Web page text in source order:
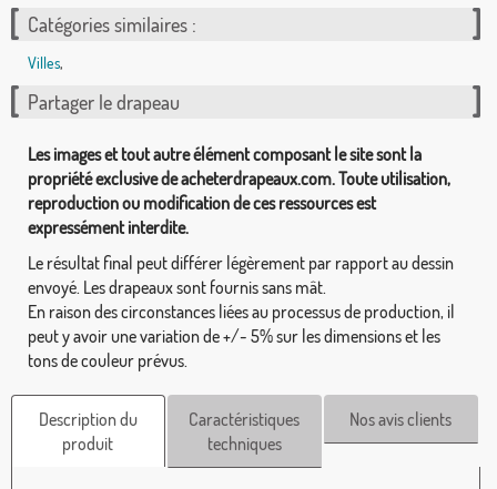
Catégories similaires :
Villes,
Partager le drapeau
Les images et tout autre élément composant le site sont la
propriété exclusive de acheterdrapeaux.com. Toute utilisation,
reproduction ou modification de ces ressources est
expressément interdite.
Le résultat final peut différer légèrement par rapport au dessin
envoyé. Les drapeaux sont fournis sans mât.
En raison des circonstances liées au processus de production, il
peut y avoir une variation de +/- 5% sur les dimensions et les
tons de couleur prévus.
Description du
produit
Caractéristiques
techniques
Nos avis clients